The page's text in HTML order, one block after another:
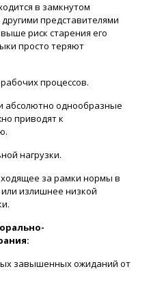
в замкнутом
представителями
риск старения его
просто теряют
процессов.
абсолютно однообразные
приводят к
нагрузки.
за рамки нормы в
излишнее низкой
завышенных ожиданий от